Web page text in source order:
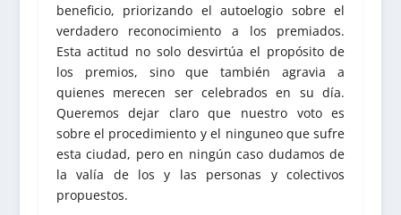
beneficio, priorizando el autoelogio sobre el
verdadero reconocimiento a los premiados.
Esta actitud no solo desvirtúa el propósito de
los premios, sino que también agravia a
quienes merecen ser celebrados en su día.
Queremos dejar claro que nuestro voto es
sobre el procedimiento y el ninguneo que sufre
esta ciudad, pero en ningún caso dudamos de
la valía de los y las personas y colectivos
propuestos.